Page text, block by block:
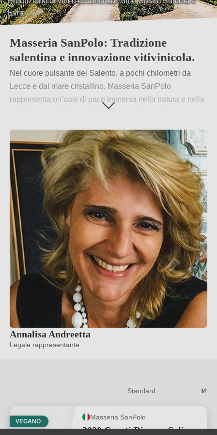
francese.
Masseria SanPolo: Tradizione
salentina e innovazione vitivinicola.
Nel cuore pulsante del Salento, a pochi chilometri da
Lecce e dal mare cristallino, Masseria SanPolo
rappresenta un’oasi di pace immersa nella natura e nella
tradizione vinicola pugliese. Situata a breve distanza
dalle principali vie di comunicazione, questa antica
masseria è stata sapientemente restaurata per diventare
una dimora accogliente, dove il fascino autentico del
passato si intreccia con il comfort moderno.
Per saperne di più→
Annalisa Andreetta
Legale rappresentante
VEGANO
Masseria SanPolo
2020 Carati Riserva Salice